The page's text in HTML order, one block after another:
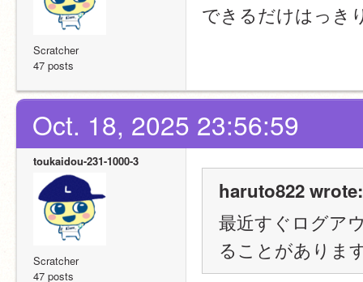
Scratcher
47 posts
できるだけはっき
Oct. 18, 2025 23:56:59
toukaidou-231-1000-3
Scratcher
47 posts
haruto822 wrote:
最近すぐログア
ることがありま